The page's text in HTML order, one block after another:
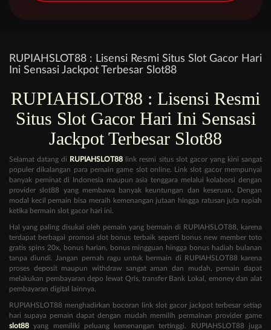
RUPIAHSLOT88 : Lisensi Resmi Situs Slot Gacor Hari
Ini Sensasi Jackpot Terbesar Slot88
RUPIAHSLOT88 : Lisensi Resmi
Situs Slot Gacor Hari Ini Sensasi
Jackpot Terbesar Slot88
Selamat datang di RUPIAHSLOT88 link resmi situs slot gacor yang kini sangat
populer dikalangan para pemain game slot online. Link slot gacor mempunyai
banyak peminat di Indonesia maupun asia tenggara melalui kolaborsi dengan
provider slot88 yang membawa banyak keuntungan dan keseruan. Dengan
modal kecil pemain bisa meraih kemenangan jutaan hingga ratusan juta rupiah
ketika bermain slot gacor hari ini.
Hal yang paling disukai oleh pemain yang bermain di RUPIAHSLOT88, karena
terdapat berbagai promosi slot bonus terbaik seperti bonus new member toto
gratis spins 20x, bonus harian, bonus mingguan hingga bonus hadiah bulanan
tanpa diundi. Jangan pernah ragu untuk bermain di RUPIAHSLOT88 karena
proses deposit maupun withdraw sangat aman dan mudah, pemain dapat
melakukan pembayaran depo lewat Qris, transfer Bank Lokal, emoney dan alat
pembayaran digital lainnya.
RUPIAHSLOT88 menghadirkan bocoran link slot gacor jackpot terbesar setiap
hari supaya pemain dapat dengan mudah memilih permainan provider game
slot88 yang memiliki peluang kemenangan tertinggi. RUPIAHSLOT88 juga